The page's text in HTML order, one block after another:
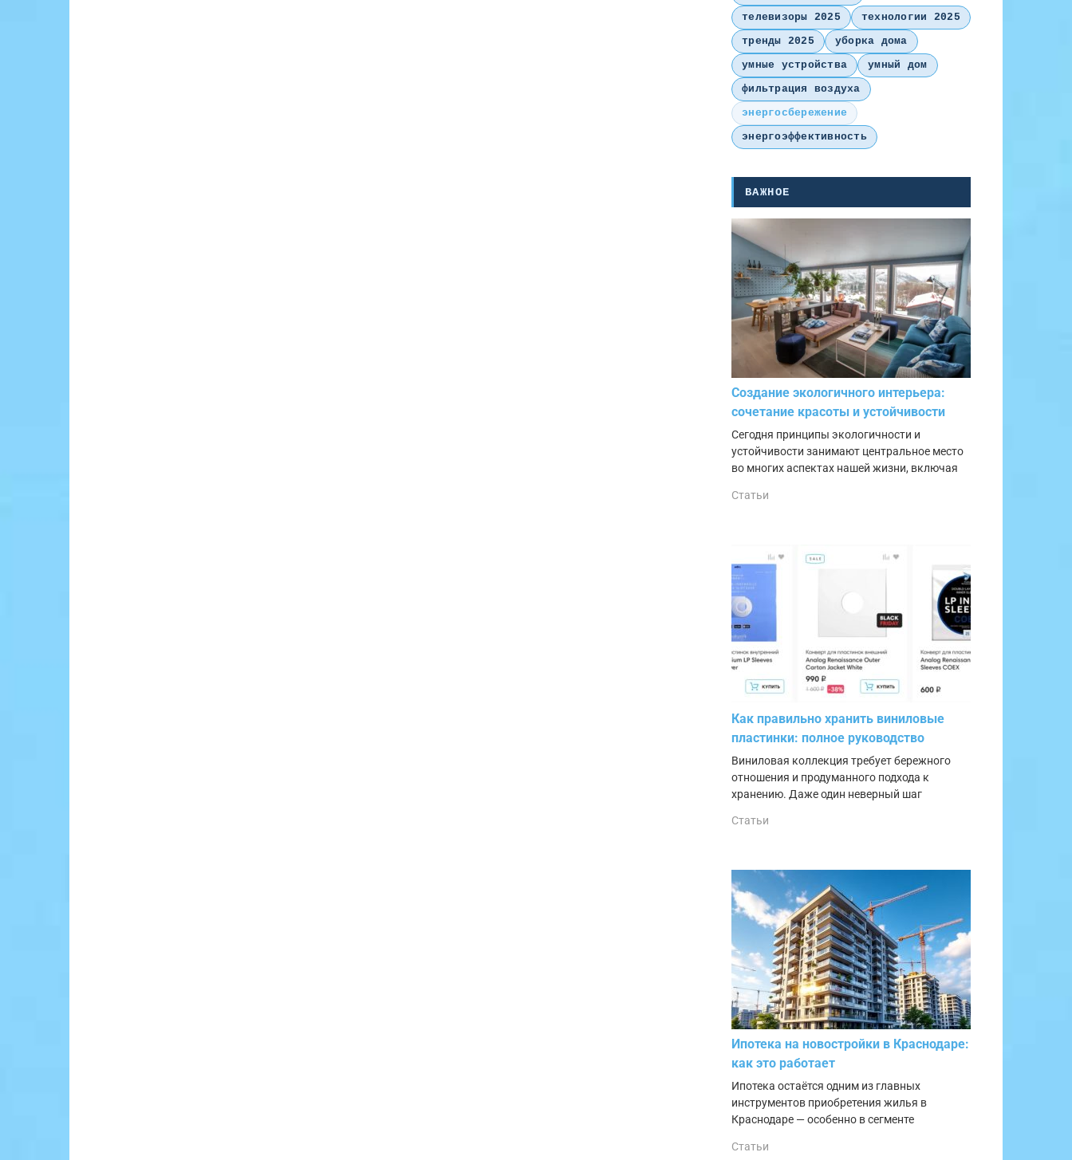
телевизоры 2025
технологии 2025
тренды 2025
уборка дома
умные устройства
умный дом
фильтрация воздуха
энергосбережение
энергоэффективность
ВАЖНОЕ
Создание экологичного интерьера:
сочетание красоты и устойчивости
Сегодня принципы экологичности и
устойчивости занимают центральное место
во многих аспектах нашей жизни, включая
Статьи
Как правильно хранить виниловые
пластинки: полное руководство
Виниловая коллекция требует бережного
отношения и продуманного подхода к
хранению. Даже один неверный шаг
Статьи
Ипотека на новостройки в Краснодаре:
как это работает
Ипотека остаётся одним из главных
инструментов приобретения жилья в
Краснодаре — особенно в сегменте
Статьи